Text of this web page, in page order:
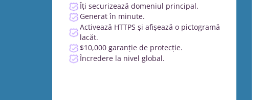
Îți securizează domeniul principal.
Generat în minute.
Activează HTTPS și afișează o pictogramă
lacăt.
$10,000 garanție de protecție.
Încredere la nivel global.